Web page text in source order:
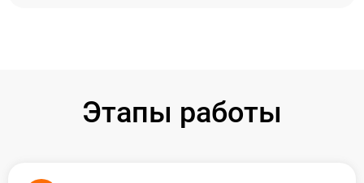
Этапы работы